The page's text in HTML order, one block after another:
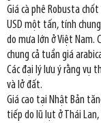
Giá cà phê Robusta
USD một tấn, tính
do mưa lớn ở Việt Nam.
chung cả tuần giá
Các đại lý lưu ý rằng vụ
và lở đất.
Giá cao tại Nhật Bản
tiếp do lũ lụt ở Thái